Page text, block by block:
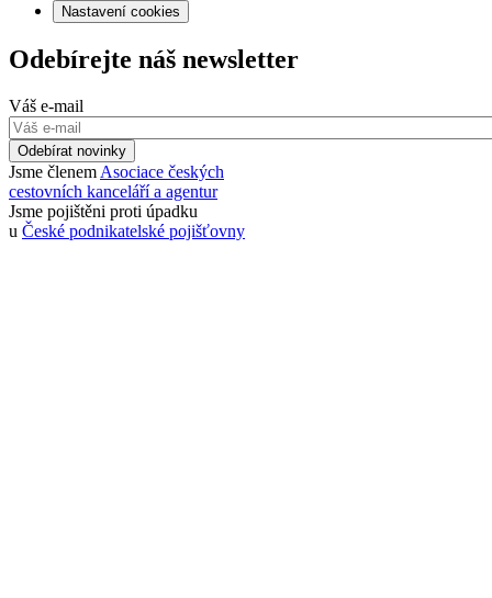
Nastavení cookies
Odebírejte náš newsletter
Váš e-mail
Odebírat novinky
Jsme členem Asociace českých
cestovních kanceláří a agentur
Jsme pojištěni proti úpadku
u České podnikatelské pojišťovny